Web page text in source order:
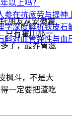
以上吗？
参在抗疲劳与提神
学深度解析铁皮石
斛对血管弹性与血
朋友从安徽霍
只有霍山那一
了，最养胃滋
枫斗，不是大
一定要把渣吃